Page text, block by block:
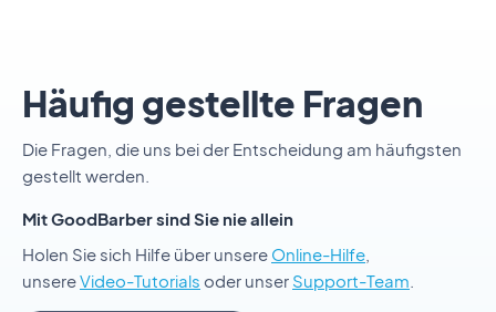
Häufig gestellte Fragen
Die Fragen, die uns bei der Entscheidung am häufigsten
gestellt werden.
Mit GoodBarber sind Sie nie allein
Holen Sie sich Hilfe über unsere Online-Hilfe
unsereVideo-Tutorials oder unser Support-Team